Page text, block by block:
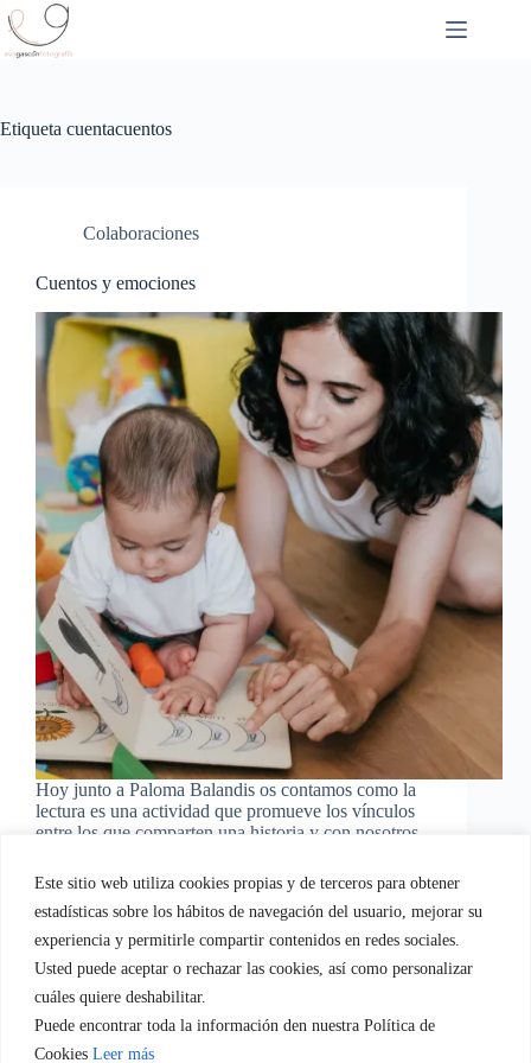
Este sitio web utiliza cookies propias y de terceros para obtener
estadísticas sobre los hábitos de navegación del usuario, mejorar su
experiencia y permitirle compartir contenidos en redes sociales.
Usted puede aceptar o rechazar las cookies, así como personalizar
cuáles quiere deshabilitar.
Puede encontrar toda la información den nuestra Política de
Cookies Leer más
Saltar
al
contenido
Etiqueta cuentacuentos
Colaboraciones
Cuentos y emociones
Hoy junto a Paloma Balandis os contamos como la
lectura es una actividad que promueve los vínculos
entre los que comparten una historia y con nosotros
en nosotros. Hoy el post va de cuentos y emociones
EvaGasconEquipo
21/07/2020
Quien soy Servicios empresa.
Servicios Familia
Blog
Regala-te Fotografia